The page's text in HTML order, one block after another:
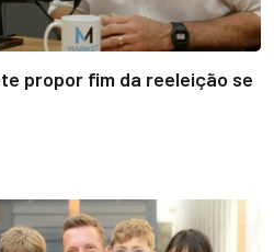
propor fim da reeleição se